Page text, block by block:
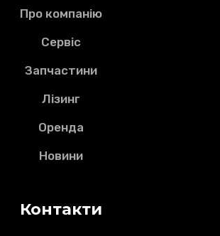
Про компанію
Сервіс
Запчастини
Лізинг
Оренда
Новини
Контакти